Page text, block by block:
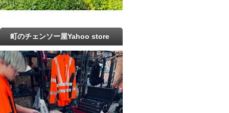
町のチェンソー屋Yahoo store